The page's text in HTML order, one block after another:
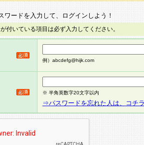
ワードを入力して、ログインしよう！
付いている項目は必ず入力してください。
例）abcdefg@hijk.com
※ 半角英数字20文字以内
⇒パスワードを忘れた人は、コチ